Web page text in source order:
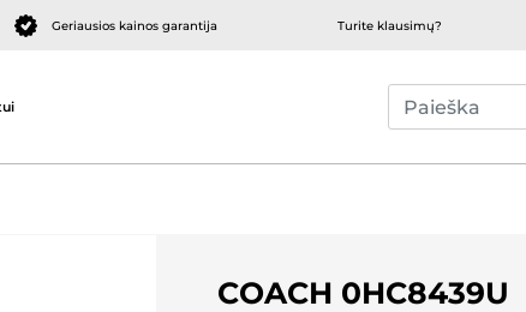
Geriausios kainos garantija Turite klausimų?
COACH 0HC8439U